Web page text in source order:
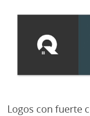
Logos con fuerte